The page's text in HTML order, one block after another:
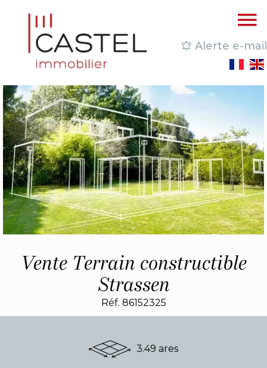
Alerte e-mail
Vente Terrain constructible
Strassen
Réf. 86152325
3.49 ares